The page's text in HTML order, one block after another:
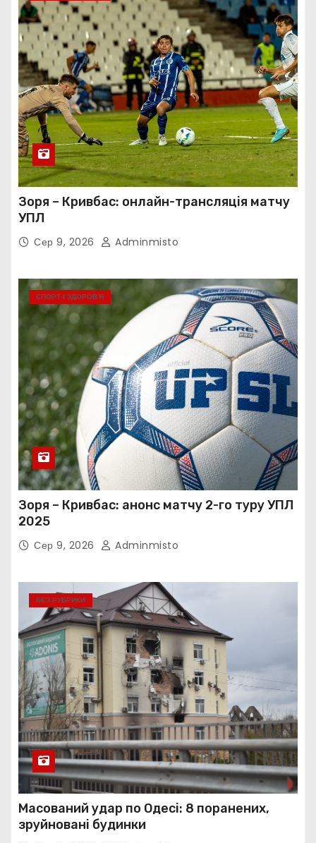
Зоря – Кривбас: онлайн-трансляція матчу
УПЛ
Сер 9, 2026 Adminmisto
СПОРТ І ЗДОРОВ’Я
Зоря – Кривбас: анонс матчу 2-го туру УПЛ
2025
Сер 9, 2026 Adminmisto
БЕЗ РУБРИКИ
Масований удар по Одесі: 8 поранених,
зруйновані будинки